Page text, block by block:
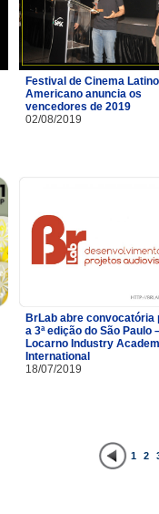
Festival de Cinema
Americano anuncia os
vencedores de 2019
02/08/2019
BrLab abre convocatória
a 3ª edição do São Paulo
Locarno Industry
International
18/07/2019
1 2